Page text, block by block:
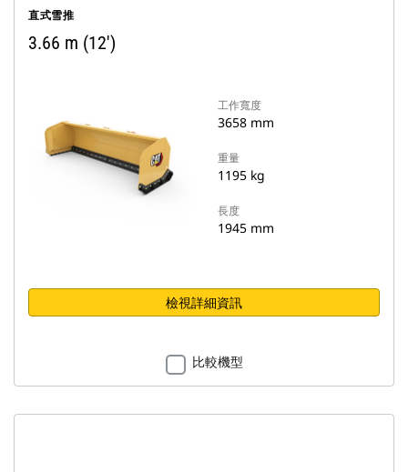
直式雪推
3.66 m (12')
工作寬度
3658 mm
重量
1195 kg
長度
1945 mm
檢視詳細資訊
比較機型